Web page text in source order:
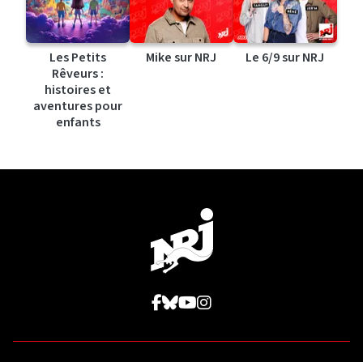
Les Petits
Rêveurs :
histoires et
aventures pour
enfants
Mike sur NRJ Le 6/9 sur NRJ